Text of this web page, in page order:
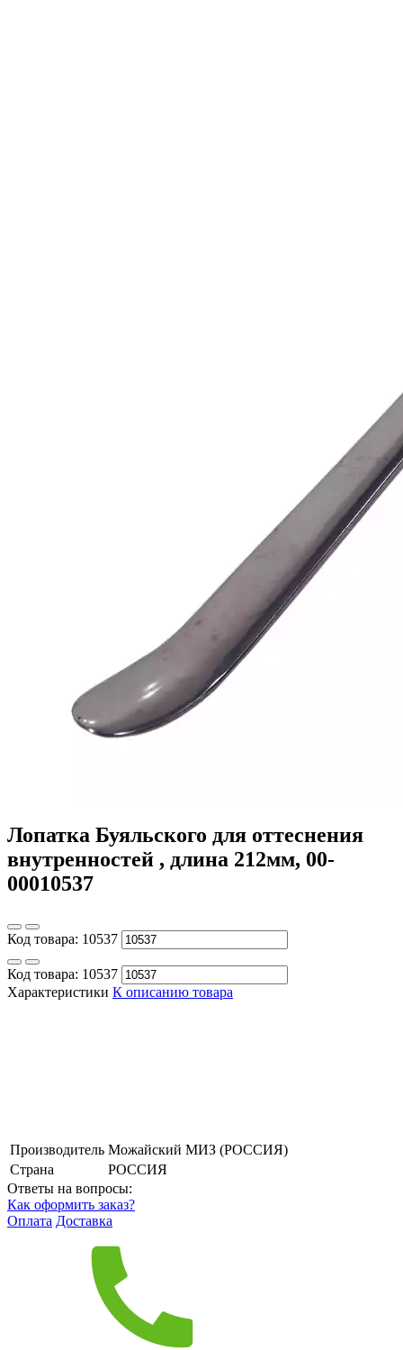
Лопатка Буяльского для оттеснения
внутренностей , длина 212мм, 00-
00010537
Код товара: 10537
Код товара: 10537
Характеристики К описанию товара
Производитель Можайский МИЗ (РОССИЯ)
Страна
РОССИЯ
Ответы на вопросы:
Как оформить заказ?
Оплата Доставка